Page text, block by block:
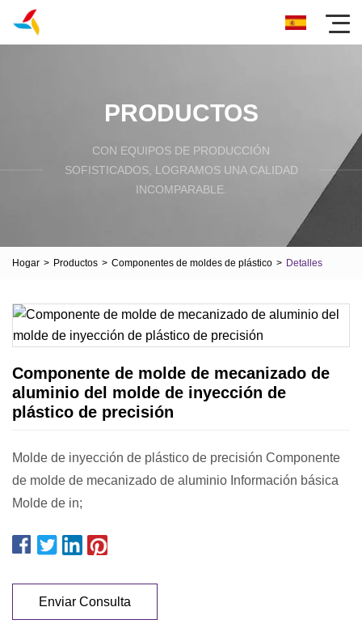
PRODUCTOS
CON EQUIPOS DE PRODUCCIÓN
SOFISTICADOS, LOGRAMOS UNA CALIDAD
INCOMPARABLE.
Hogar > Productos > Componentes de moldes de plástico > Detalles
Componente de molde de mecanizado de
aluminio del molde de inyección de
plástico de precisión
Molde de inyección de plástico de precisión Componente
de molde de mecanizado de aluminio Información básica
Molde de in;
Enviar Consulta